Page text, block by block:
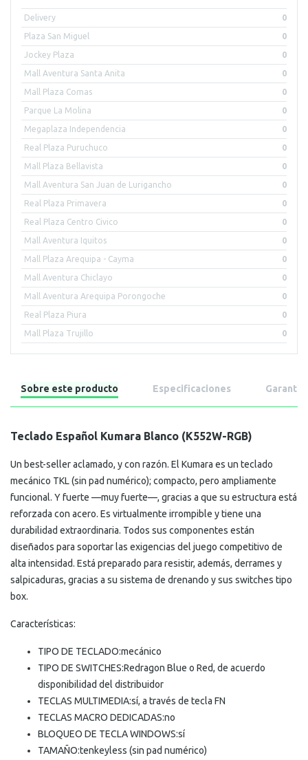
Delivery 0
Plaza San Miguel 0
Jockey Plaza 0
Mall Aventura Santa Anita 0
Mall Plaza Comas 0
Parque La Molina 0
Megaplaza Independencia 0
Real Plaza Puruchuco 0
Mall Plaza Bellavista 0
Mall Aventura San Juan de Lurigancho 0
Real Plaza Primavera 0
Real Plaza Centro Civico 0
Mall Aventura Iquitos 0
Mall Plaza Arequipa - Cayma 0
Mall Aventura Chiclayo 0
Mall Aventura Arequipa Porongoche 0
Real Plaza Piura 0
Mall Plaza Trujillo 0
Sobre este producto Especificaciones Garantía
Teclado Español Kumara Blanco (K552W-RGB)
Un best-seller aclamado, y con razón. El Kumara es un teclado
mecánico TKL (sin pad numérico); compacto, pero ampliamente
funcional. Y fuerte —muy fuerte—, gracias a que su estructura está
reforzada con acero. Es virtualmente irrompible y tiene una
durabilidad extraordinaria. Todos sus componentes están
diseñados para soportar las exigencias del juego competitivo de
alta intensidad. Está preparado para resistir, además, derrames y
salpicaduras, gracias a su sistema de drenando y sus switches tipo
box.
Características:
TIPO DE TECLADO:mecánico
TIPO DE SWITCHES:Redragon Blue o Red, de acuerdo
disponibilidad del distribuidor
TECLAS MULTIMEDIA:sí, a través de tecla FN
TECLAS MACRO DEDICADAS:no
BLOQUEO DE TECLA WINDOWS:sí
TAMAÑO:tenkeyless (sin pad numérico)